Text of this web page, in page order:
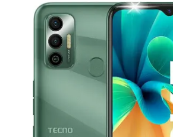
в корзину
Оплачивайте сегодня только
25% картой любого банка
Получайте товар
выбранный способом